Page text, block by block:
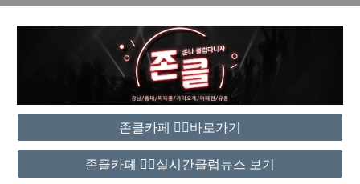
존클카페 ❤️‍🔥바로가기
존클카페 ❤️‍🔥실시간클럽뉴스 보기